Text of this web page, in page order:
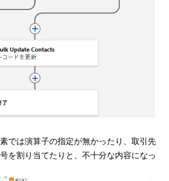
では演算子の指定が無かったり、取引先
を割り当てたりと、不十分な内容になっ